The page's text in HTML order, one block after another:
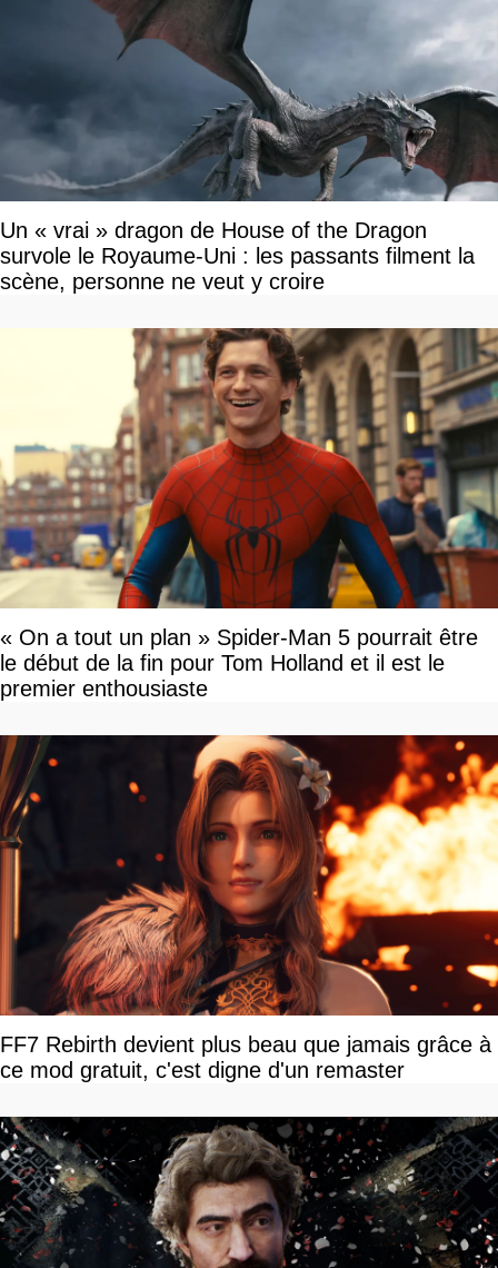
Un « vrai » dragon de House of the Dragon
survole le Royaume-Uni : les passants filment la
scène, personne ne veut y croire
« On a tout un plan » Spider-Man 5 pourrait être
le début de la fin pour Tom Holland et il est le
premier enthousiaste
FF7 Rebirth devient plus beau que jamais grâce à
ce mod gratuit, c'est digne d'un remaster